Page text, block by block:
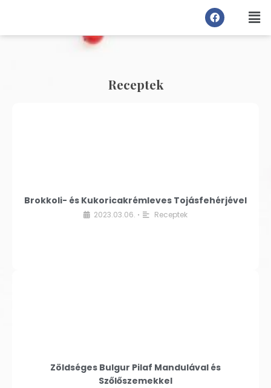
Receptek
Brokkoli- és Kukoricakrémleves Tojásfehérjével
2023.03.06. • Receptek
Zöldséges Bulgur Pilaf Mandulával és
Szőlőszemekkel